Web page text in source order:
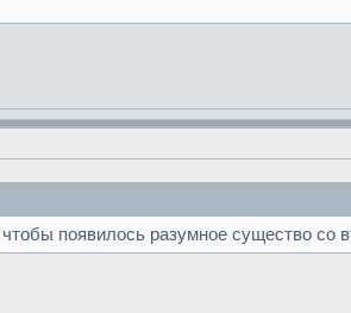
появилось разумное существо со